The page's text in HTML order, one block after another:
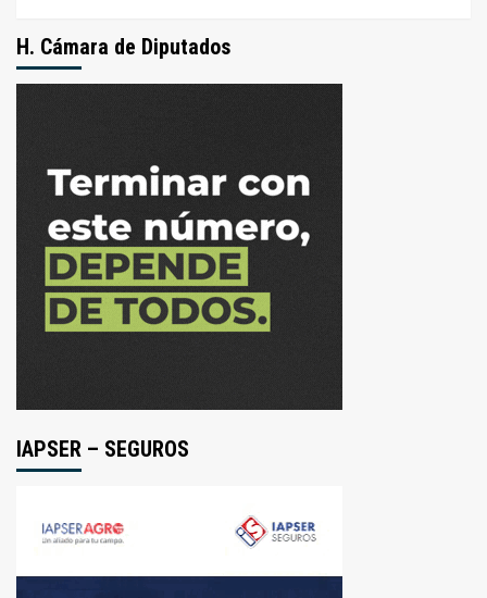
H. Cámara de Diputados
IAPSER – SEGUROS